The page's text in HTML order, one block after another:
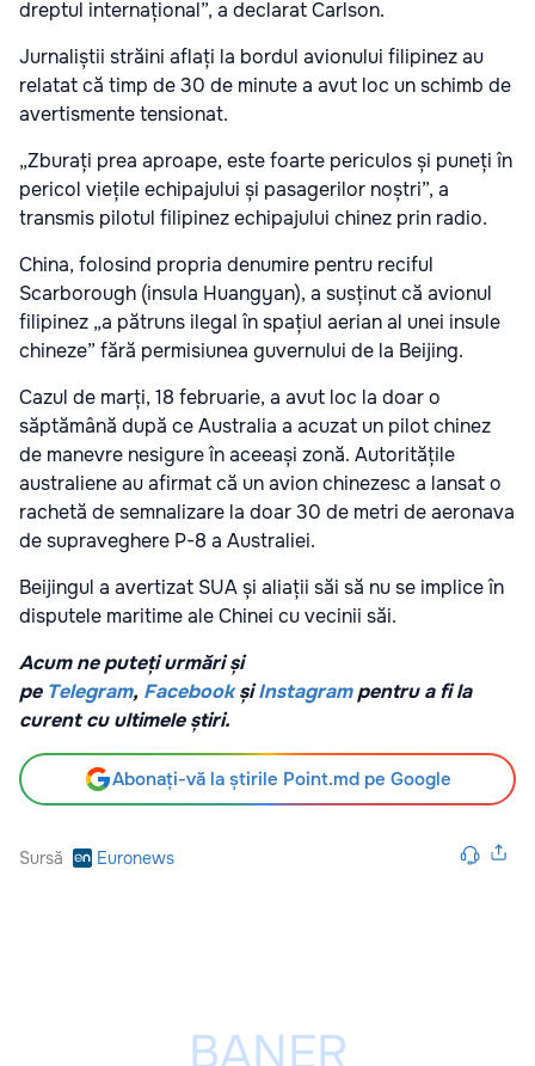
dreptul internațional”, a declarat Carlson.
Jurnaliștii străini aflați la bordul avionului filipinez au
relatat că timp de 30 de minute a avut loc un schimb de
avertismente tensionat.
„Zburați prea aproape, este foarte periculos și puneți în
pericol viețile echipajului și pasagerilor noștri”, a
transmis pilotul filipinez echipajului chinez prin radio.
China, folosind propria denumire pentru reciful
Scarborough (insula Huangyan), a susținut că avionul
filipinez „a pătruns ilegal în spațiul aerian al unei insule
chineze” fără permisiunea guvernului de la Beijing.
Cazul de marți, 18 februarie, a avut loc la doar o
săptămână după ce Australia a acuzat un pilot chinez
de manevre nesigure în aceeași zonă. Autoritățile
australiene au afirmat că un avion chinezesc a lansat o
rachetă de semnalizare la doar 30 de metri de aeronava
de supraveghere P-8 a Australiei.
Beijingul a avertizat SUA și aliații săi să nu se implice în
disputele maritime ale Chinei cu vecinii săi.
Acum ne puteți urmări și
pe Telegram, Facebook șiInstagrampentru a fi la
curent cu ultimele știri.
Abonați-vă la știrile Point.md pe Google
Sursă Euronews